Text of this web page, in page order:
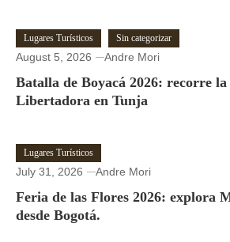
Lugares Turísticos Sin categorizar
August 5, 2026 Andre Mori
Batalla de Boyacá 2026: recorre
Libertadora en Tunja
Lugares Turísticos
July 31, 2026 Andre Mori
Feria de las Flores 2026: explora
desde Bogotá.